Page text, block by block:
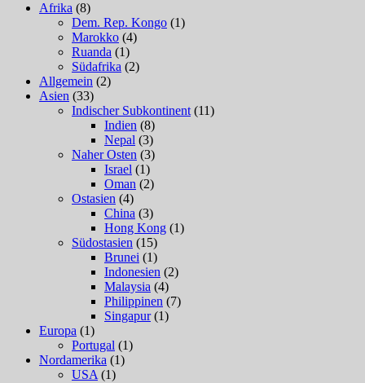
Afrika (8)
Dem. Rep. Kongo (1)
Marokko (4)
Ruanda (1)
Südafrika (2)
Allgemein (2)
Asien (33)
Indischer Subkontinent (11)
Indien (8)
Nepal (3)
Naher Osten (3)
Israel (1)
Oman (2)
Ostasien (4)
China (3)
Hong Kong (1)
Südostasien (15)
Brunei (1)
Indonesien (2)
Malaysia (4)
Philippinen (7)
Singapur(1)
Europa (1)
Portugal (1)
Nordamerika (1)
USA (1)